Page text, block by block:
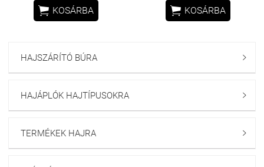
 KOSÁRBA  KOSÁRBA
HAJSZÁRÍTÓ BÚRA 
HAJÁPLÓK HAJTÍPUSOKRA 
TERMÉKEK HAJRA 